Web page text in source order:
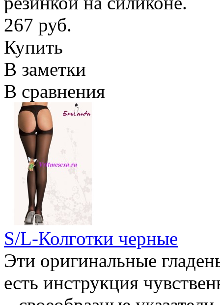
267 руб.
Купить
В заметки
В сравнения
S/L-Колготки черные
Эти оригинальные
есть инструкция